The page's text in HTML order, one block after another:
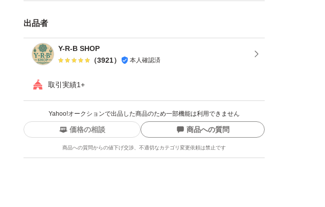
また、当方は宝石店などではなく、自分の趣味嗜好に基づき、素
敵だなと思った商品を個人輸入で仕入れをしているセレクトショ
宝石に関する詳しい知識や鑑定能力、肉眼で見えない極小の石の
上記の内容にご納得いただけない方、
出品者
Y-R-B SHOP
（3921） 本人確認済
取引実績1+
Yahoo!オークションで出品した商品のため一部機能は利用できません
価格の相談 商品への質問
商品への質問からの値下げ交渉、不適切なカテゴリ変更依頼は禁止です